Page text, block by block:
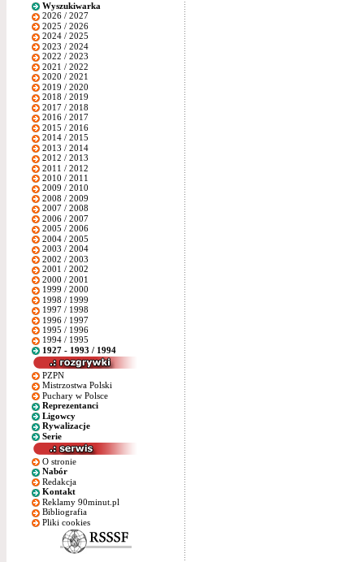
Wyszukiwarka
2026 / 2027
2025 / 2026
2024 / 2025
2023 / 2024
2022 / 2023
2021 / 2022
2020 / 2021
2019 / 2020
2018 / 2019
2017 / 2018
2016 / 2017
2015 / 2016
2014 / 2015
2013 / 2014
2012 / 2013
2011 / 2012
2010 / 2011
2009 / 2010
2008 / 2009
2007 / 2008
2006 / 2007
2005 / 2006
2004 / 2005
2003 / 2004
2002 / 2003
2001 / 2002
2000 / 2001
1999 / 2000
1998 / 1999
1997 / 1998
1996 / 1997
1995 / 1996
1994 / 1995
1927 - 1993 / 1994
PZPN
Mistrzostwa Polski
Puchary w Polsce
Reprezentanci
Ligowcy
Rywalizacje
Serie
O stronie
Nabór
Redakcja
Kontakt
Reklamy 90minut.pl
Bibliografia
Pliki cookies